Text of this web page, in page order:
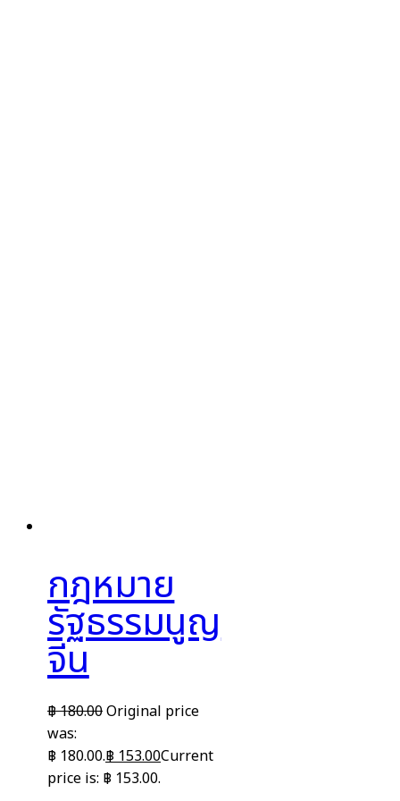
กฎหมาย
รัฐธรรมนูญ
จีน
฿180.00Original price
was:
฿ 180.00.฿153.00Current
price is: ฿ 153.00.